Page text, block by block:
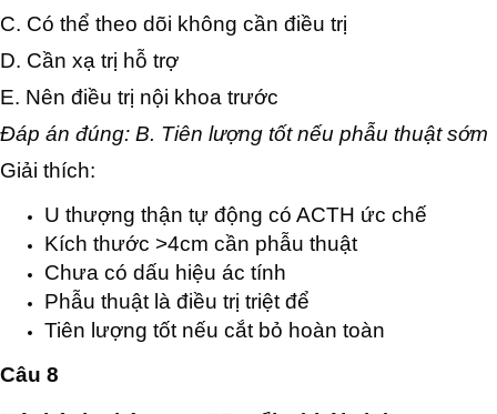
C. Có thể theo dõi không cần điều trị
D. Cần xạ trị hỗ trợ
E. Nên điều trị nội khoa trước
Đáp án đúng: B. Tiên lượng tốt nếu phẫu thuật sớm
Giải thích:
U thượng thận tự động có ACTH ức chế
Kích thước >4cm cần phẫu thuật
Chưa có dấu hiệu ác tính
Phẫu thuật là điều trị triệt để
Tiên lượng tốt nếu cắt bỏ hoàn toàn
Câu 8